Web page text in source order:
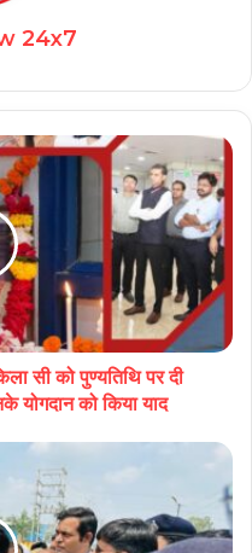
24x7
सी को पुण्यतिथि पर दी
योगदान को किया याद